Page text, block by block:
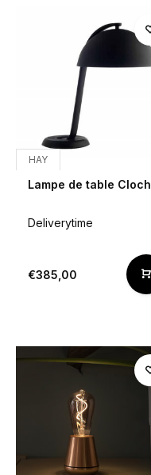
HAY
Lampe de table
Deliverytime
€385,00